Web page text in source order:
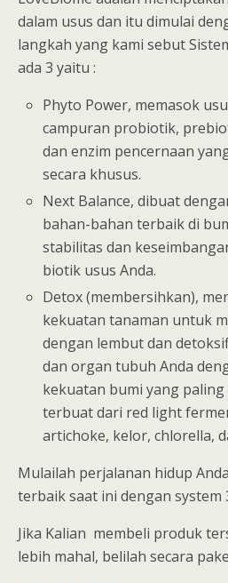
dalam usus dan itu dimulai
langkah yang kami sebut
ada 3 yaitu :
Phyto Power, memasok
campuran probiotik,
dan enzim pencernaan
secara khusus.
Next Balance, dibuat
bahan-bahan terbaik di
stabilitas dan
biotik usus Anda.
Detox (membersihkan),
kekuatan tanaman untuk
dengan lembut dan
dan organ tubuh Anda
kekuatan bumi yang
terbuat dari red light
artichoke, kelor, chlorella,
Mulailah perjalanan hidup
terbaik saat ini dengan system
Jika Kalian membeli produk
lebih mahal, belilah secara